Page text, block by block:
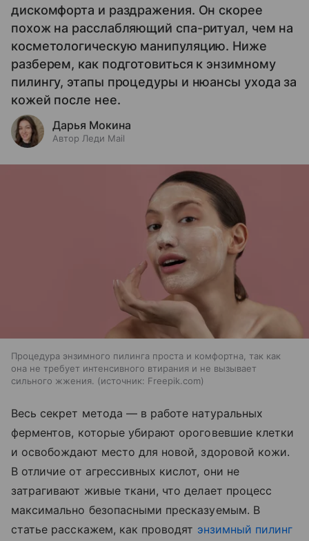
дискомфорта и раздражения. Он скорее
похож на расслабляющий спа-ритуал, чем на
косметологическую манипуляцию. Ниже
разберем, как подготовиться к энзимному
пилингу, этапы процедуры и нюансы ухода за
кожей после нее.
Дарья Мокина
Автор Леди Mail
Процедура энзимного пилинга проста и комфортна, так как
она не требует интенсивного втирания и не вызывает
сильного жжения.
источник: Freepik.com
Весь секрет метода — в работе натуральных
ферментов, которые убирают ороговевшие клетки
и освобождают место для новой, здоровой кожи.
В отличие от агрессивных кислот, они не
затрагивают живые ткани, что делает процесс
максимально безопасными пресказуемым. В
статье расскажем, как проводят энзимный пилинг